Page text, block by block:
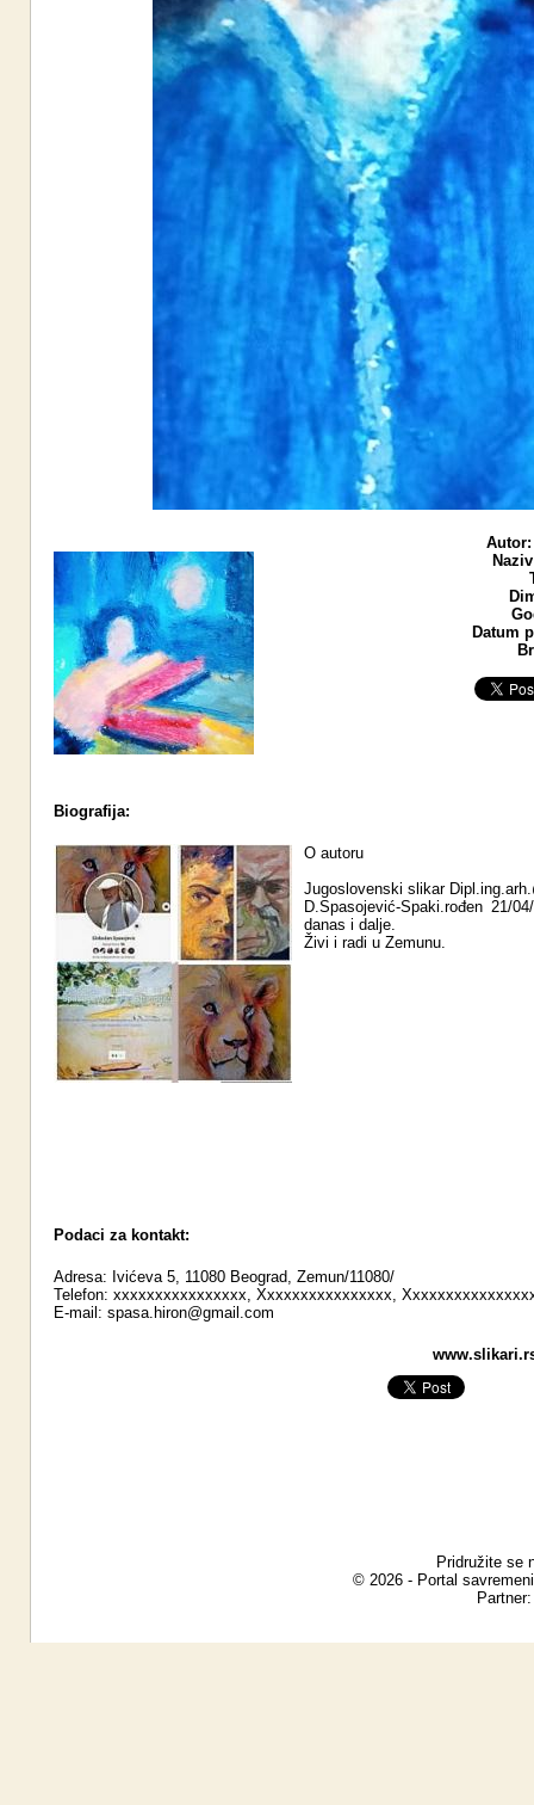
Autor:
Datum
Biografija:
O autoru
Jugoslovenski slikar
D.Spasojević-Spaki.rođen 21/
danas i dalje.
Živi i radi u Zemunu.
Podaci za kontakt:
Adresa: Ivićeva 5, 11080 Beograd, Zemun/11080/
Telefon: xxxxxxxxxxxxxxxx, Xxxxxxxxxxxxxxxx,
E-mail: spasa.hiron@gmail.com
Pridružite se
© 2026 - Portal